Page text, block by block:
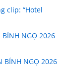
clip: “Hotel
BÍNH NGỌ 2026
BÍNH NGỌ 2026